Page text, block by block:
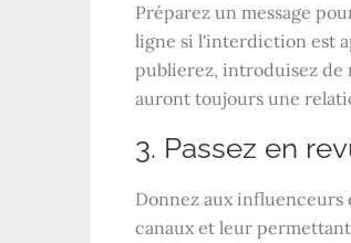
Préparez un message
ligne si l'interdiction est
publierez, introduisez de
auront toujours une
3. Passez en
Donnez aux
canaux et leur